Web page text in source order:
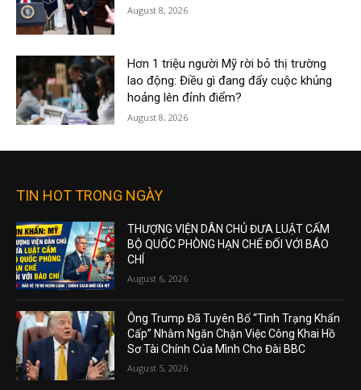
August 8, 2026
Hơn 1 triệu người Mỹ rời bỏ thị trường
lao động: Điều gì đang đẩy cuộc khủng
hoảng lên đỉnh điểm?
August 8, 2026
TIN HOT TRONG NGÀY
THƯỢNG VIỆN DÂN CHỦ ĐƯA LUẬT CẤM
BỘ QUỐC PHÒNG HẠN CHẾ ĐỐI VỚI BÁO
CHÍ
August 6, 2026
Ông Trump Đã Tuyên Bố “Tình Trạng Khẩn
Cấp” Nhằm Ngăn Chặn Việc Công Khai Hồ
Sơ Tài Chính Của Mình Cho Đài BBC
August 5, 2026